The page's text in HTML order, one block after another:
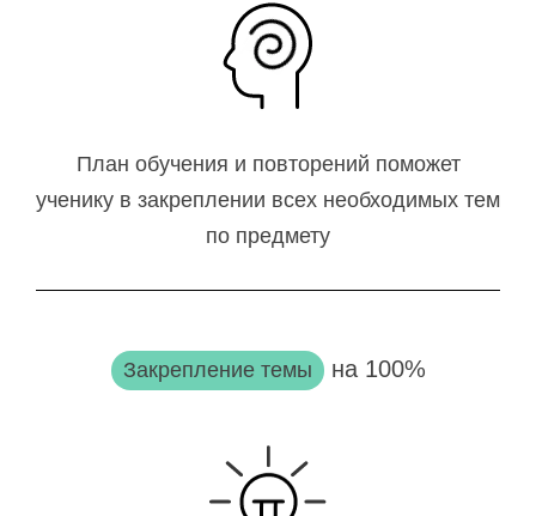
План обучения и повторений поможет
ученику в закреплении всех необходимых тем
по предмету
Закрепление темы на 100%